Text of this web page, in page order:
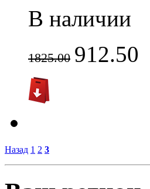
В наличии
1825.00 912.50
Назад 1 2 3